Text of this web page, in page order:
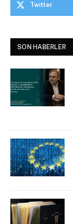
Twitter
SON HABERLER